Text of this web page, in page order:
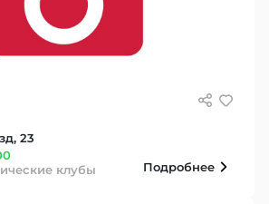
23
клубы
Подробнее